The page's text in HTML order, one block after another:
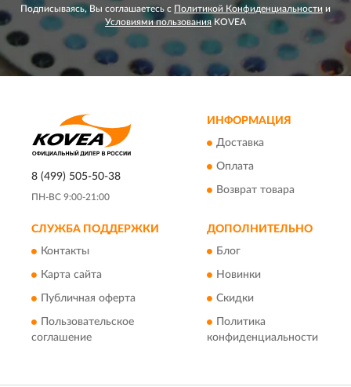
Подписываясь, Вы соглашаетесь с Политикой Конфиденциальности и
Условиями пользованияKOVEA
8 (499) 505-50-38
ПН-ВС 9:00-21:00
ИНФОРМАЦИЯ
Доставка
Оплата
Возврат товара
СЛУЖБА ПОДДЕРЖКИ
Контакты
Карта сайта
Публичная оферта
Пользовательское
соглашение
ДОПОЛНИТЕЛЬНО
Блог
Новинки
Скидки
Политика
конфиденциальности